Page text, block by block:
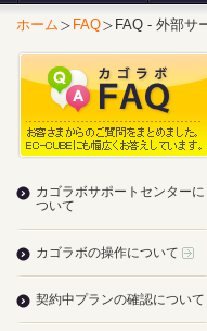
ホーム FAQ FAQ - 外部サ
カゴラボサポートセンターに
ついて
カゴラボの操作について
契約中プランの確認について